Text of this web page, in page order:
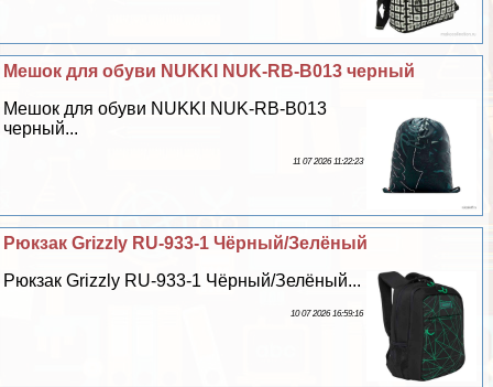
Мешок для обуви NUKKI NUK-RB-B013 черный
Мешок для обуви NUKKI NUK-RB-B013
черный...
11 07 2026 11:22:23
Рюкзак Grizzly RU-933-1 Чёрный/Зелёный
Рюкзак Grizzly RU-933-1 Чёрный/Зелёный...
10 07 2026 16:59:16